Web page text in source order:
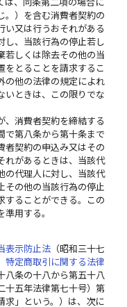
。）を含む消費者契約の
い又は行うおそれがある
し、当該行為の停止若し
若しくは除去その他の当
をとることを請求するこ
の他の法律の規定によれ
いときは、この限りでな
、消費者契約を締結する
で第八条から第十条まで
者契約の申込み又はその
れがあるときは、当該代
の代理人に対し、当該代
その他の当該行為の停止
することができる。この
用する。
表示防止法 （昭和三十七
特定商取引に関する法律
八条の十八から第五十八
十五年法律第七十号）第
求」という。）は、次に